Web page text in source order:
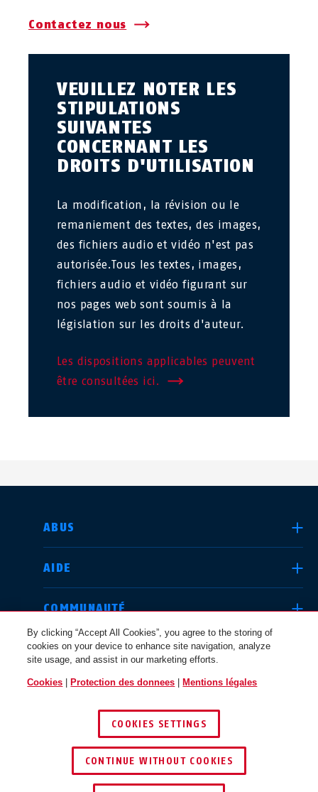
Contactez nous
VEUILLEZ NOTER LES
STIPULATIONS
SUIVANTES
CONCERNANT LES
DROITS D'UTILISATION
La modification, la révision ou le
remaniement des textes, des images,
des fichiers audio et vidéo n'est pas
autorisée.Tous les textes, images,
fichiers audio et vidéo figurant sur
nos pages web sont soumis à la
législation sur les droits d'auteur.
Les dispositions applicables peuvent
être consultées ici.
ABUS
AIDE
COMMUNAUTÉ
QUESTIONS JURIDIQUES
© 2026 ABUS
CHOISIR UN PAYS
Deutschland
Canada
Österreich
By clicking “Accept All Cookies”, you agree to the storing of
cookies on your device to enhance site navigation, analyze
site usage, and assist in our marketing efforts.
Cookies Protection des donnees Mentions légales
COOKIES SETTINGS
CONTINUE WITHOUT COOKIES